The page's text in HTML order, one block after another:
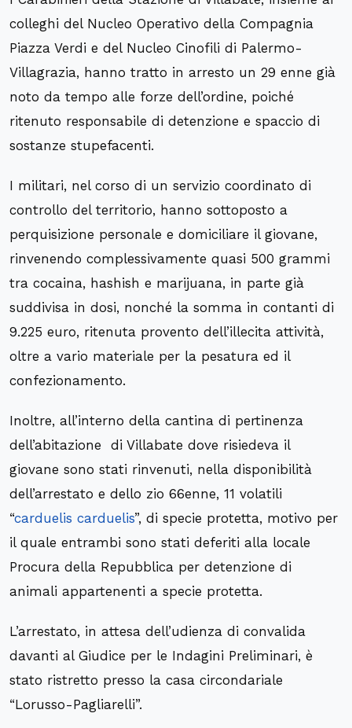
colleghi del Nucleo Operativo della Compagnia
Piazza Verdi e del Nucleo Cinofili di Palermo-
Villagrazia, hanno tratto in arresto un 29 enne già
noto da tempo alle forze dell’ordine, poiché
ritenuto responsabile di detenzione e spaccio di
sostanze stupefacenti.
I militari, nel corso di un servizio coordinato di
controllo del territorio, hanno sottoposto a
perquisizione personale e domiciliare il giovane,
rinvenendo complessivamente quasi 500 grammi
tra cocaina, hashish e marijuana, in parte già
suddivisa in dosi, nonché la somma in contanti di
9.225 euro, ritenuta provento dell’illecita attività,
oltre a vario materiale per la pesatura ed il
confezionamento.
Inoltre, all’interno della cantina di pertinenza
dell’abitazione di Villabate dove risiedeva il
giovane sono stati rinvenuti, nella disponibilità
dell’arrestato e dello zio 66enne, 11 volatili
“carduelis carduelis”, di specie protetta, motivo per
il quale entrambi sono stati deferiti alla locale
Procura della Repubblica per detenzione di
animali appartenenti a specie protetta.
L’arrestato, in attesa dell’udienza di convalida
davanti al Giudice per le Indagini Preliminari, è
stato ristretto presso la casa circondariale
“Lorusso-Pagliarelli”.